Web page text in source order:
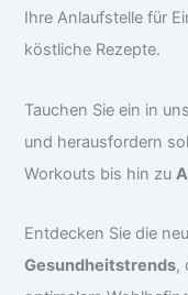
Ihre Anlaufstelle für
köstliche Rezepte.
Tauchen Sie ein in
und herausfordern
Workouts bis hin zu
Entdecken Sie die
Gesundheitstrends,